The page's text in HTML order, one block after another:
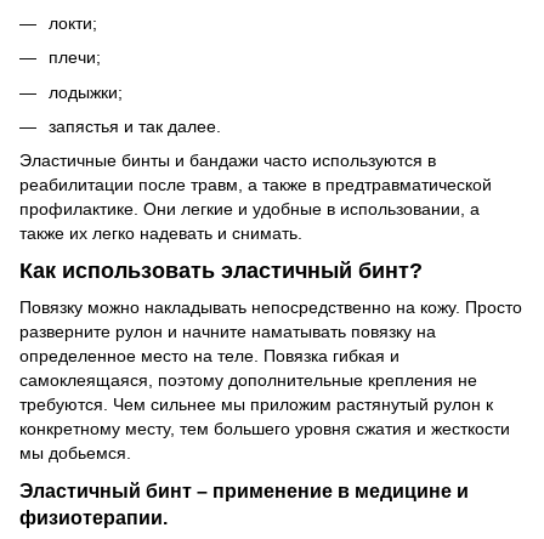
локти;
плечи;
лодыжки;
запястья и так далее.
Эластичные бинты и бандажи часто используются в
реабилитации после травм, а также в предтравматической
профилактике. Они легкие и удобные в использовании, а
также их легко надевать и снимать.
Как использовать эластичный бинт?
Повязку можно накладывать непосредственно на кожу. Просто
разверните рулон и начните наматывать повязку на
определенное место на теле. Повязка гибкая и
самоклеящаяся, поэтому дополнительные крепления не
требуются. Чем сильнее мы приложим растянутый рулон к
конкретному месту, тем большего уровня сжатия и жесткости
мы добьемся.
Эластичный бинт – применение в медицине и
физиотерапии.